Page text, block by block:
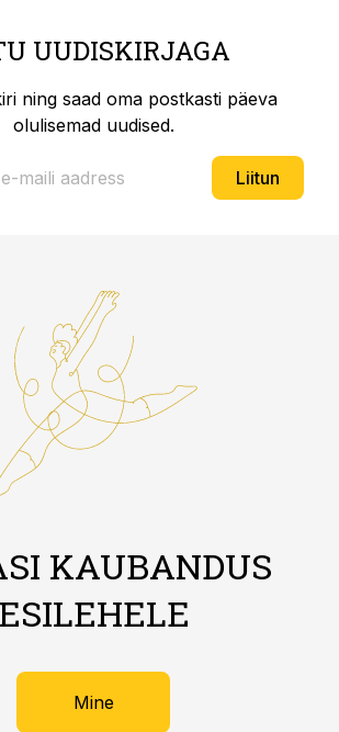
UUDISKIRJAGA
ning saad oma postkasti päeva
olulisemad uudised.
Liitun
KAUBANDUS
ESILEHELE
Mine